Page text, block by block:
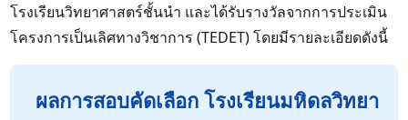
โรงเรียนวิทยาศาสตร์ชั้นนำ และได้รับรางวัลจากการประเมิน
โครงการเป็นเลิศทางวิชาการ (TEDET) โดยมีรายละเอียดดังนี้
ผลการสอบคัดเลือก โรงเรียนมหิดลวิทยา